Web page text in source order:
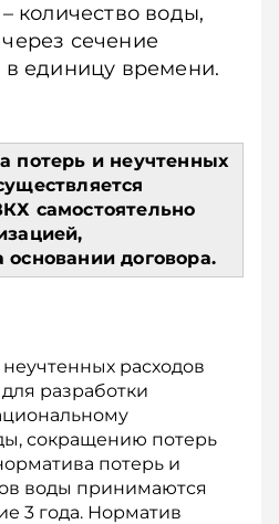
– количество воды,
сечение
в единицу времени.
потерь и неучтенных
самостоятельно
договора.
расходов
разработки
сокращению потерь
потерь и
воды принимаются
3 года. Норматив